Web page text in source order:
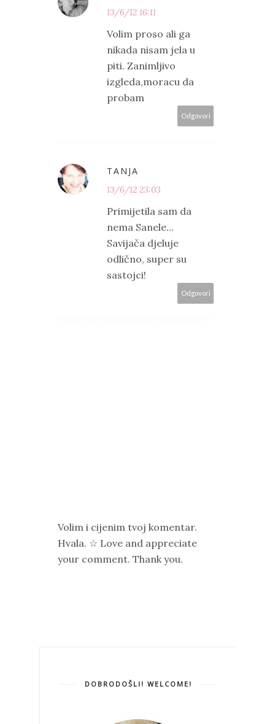
13/6/12 16:11
Volim proso ali ga
nikada nisam jela u
piti. Zanimljivo
izgleda,moracu da
probam
Odgovori
TANJA
13/6/12 23:03
Primijetila sam da
nema Sanele...
Savijača djeluje
odlično, super su
sastojci!
Odgovori
Volim i cijenim tvoj komentar.
Hvala. ☆ Love and appreciate
your comment. Thank you.
DOBRODOŠLI! WELCOME!